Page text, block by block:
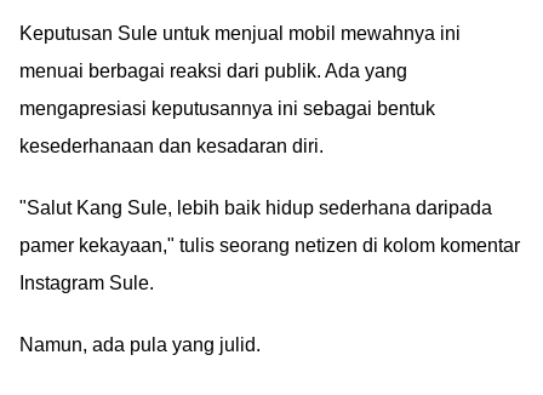
terbesar di dunia.
Penasaran gimana
wujudnya? Simak di
Keputusan Sule untuk menjual mobil mewahnya ini
menuai berbagai reaksi dari publik. Ada yang
mengapresiasi keputusannya ini sebagai bentuk
kesederhanaan dan kesadaran diri.
"Salut Kang Sule, lebih baik hidup sederhana daripada
pamer kekayaan," tulis seorang netizen di kolom komentar
Instagram Sule.
Namun, ada pula yang julid.